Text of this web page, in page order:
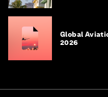
Global
2026